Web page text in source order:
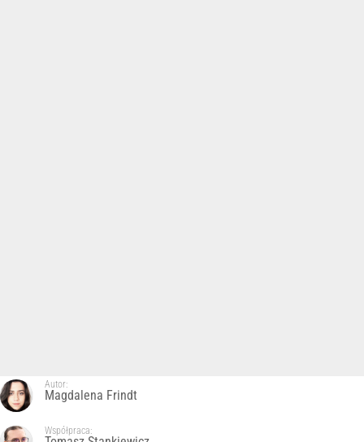
Autor:
Magdalena Frindt
Współpraca: